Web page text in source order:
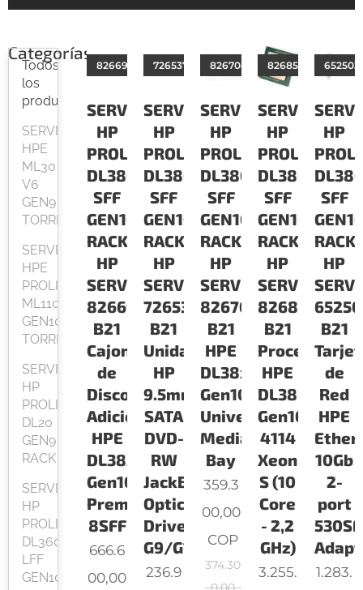
Categorías
Todos
los
productos
SERVIDOR
HPE
ML30
V6
GEN9
TORRE
SERVIDOR
HPE
PROLIANT
ML110
GEN10
TORRE
SERVIDOR
HP
PROLIANT
DL20
GEN9
RACK
SERVIDOR
HP
PROLIANT
DL360
LFF
GEN10
SERVIDOR
HP
PROLIANT
DL380
SFF
GEN10
RACK
HP
SERVIDORES
826690-
B21
Cajon
de
Discos
Adicional
HPE
DL38X
Gen10
Premium
8SFF
826690B21
666.6
00,00
SERVIDOR
HP
PROLIANT
DL380
SFF
GEN10
RACK
HP
SERVIDORES
726537-
B21
Unidad
HP
9.5mm
SATA
DVD-
RW
JackBlack
Optical
Drive
G9/G10
726537B21
236.9
SERVIDOR
HP
PROLIANT
DL380
SFF
GEN10
RACK
HP
SERVIDORES
826708-
B21
HPE
DL38x
Gen10
Universal
Media
Bay
826708B21
359.3
00,00
COP
374.30
SERVIDOR
HP
PROLIANT
DL380
SFF
GEN10
RACK
HP
SERVIDORES
826850-
B21
Procesador
HPE
DL380
Gen10
4114
Xeon-
S (10
Core
- 2,2
GHz)
826850B21
3.255.
HP
SFF
RACK
HP
B21
de
Red
HPE
10Gb
2-
port
1.283.